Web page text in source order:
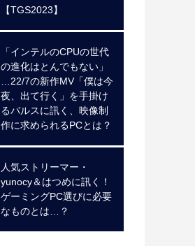
【TGS2023】
「インテルのCPUの世代
の進化はとんでもない」
…22/7の新作MV「僕は今
夜、出て行く」を手掛け
るバルスに訊く、映像制
作に求められるPCとは？
人気ストリーマー・
yunocy＆はつめに訊く！
ゲーミングPC選びに必要
なものとは…？